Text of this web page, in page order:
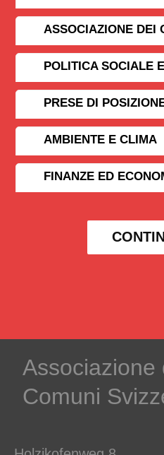
ASSOCIAZIONE DEI
POLITICA SOCIALE
PRESE DI
AMBIENTE E CLIMA
FINANZE ED
Associazione
Comuni